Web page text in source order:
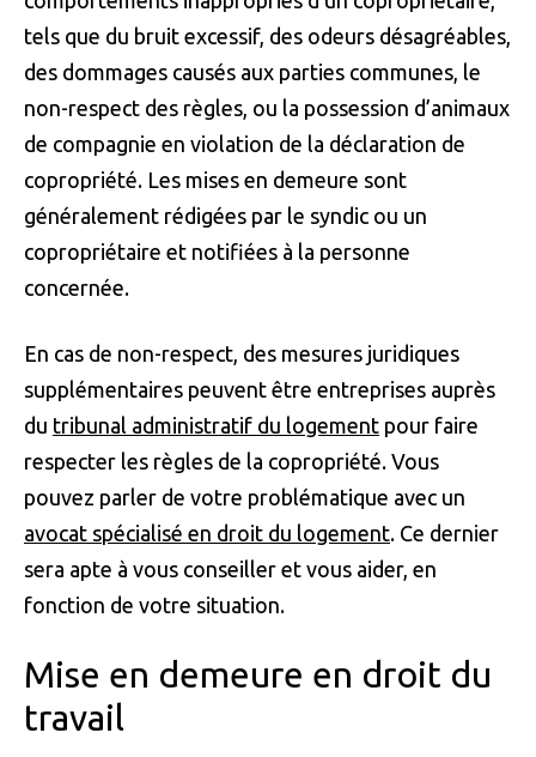
tels que du bruit excessif, des odeurs désagréables,
des dommages causés aux parties communes, le
non-respect des règles, ou la possession d’animaux
de compagnie en violation de la déclaration de
copropriété. Les mises en demeure sont
généralement rédigées par le syndic ou un
copropriétaire et notifiées à la personne
concernée.
En cas de non-respect, des mesures juridiques
supplémentaires peuvent être entreprises auprès
du tribunal administratif du logement pour faire
respecter les règles de la copropriété. Vous
pouvez parler de votre problématique avec un
avocat spécialisé en droit du logement. Ce dernier
sera apte à vous conseiller et vous aider, en
fonction de votre situation.
Mise en demeure en droit du
travail